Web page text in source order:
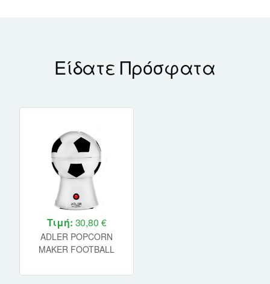
Είδατε Πρόσφατα
Τιμή: 30,80 €
ADLER POPCORN
MAKER FOOTBALL